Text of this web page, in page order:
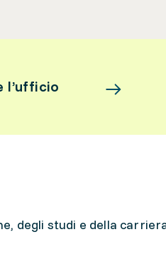
l’ufficio
degli studi e della